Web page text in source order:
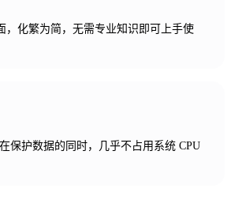
，化繁为简，无需专业知识即可上手使
保护数据的同时，几乎不占用系统 CPU